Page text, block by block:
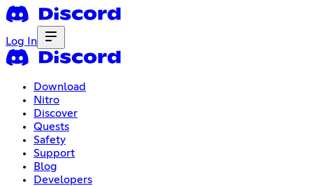
Log In
Download
Nitro
Discover
Quests
Safety
Support
Blog
Developers